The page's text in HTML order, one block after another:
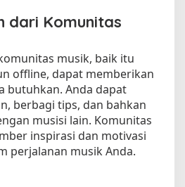
dari Komunitas
musik, baik itu
offline, dapat memberikan
butuhkan. Anda dapat
berbagi tips, dan bahkan
musisi lain. Komunitas
inspirasi dan motivasi
perjalanan musik Anda.